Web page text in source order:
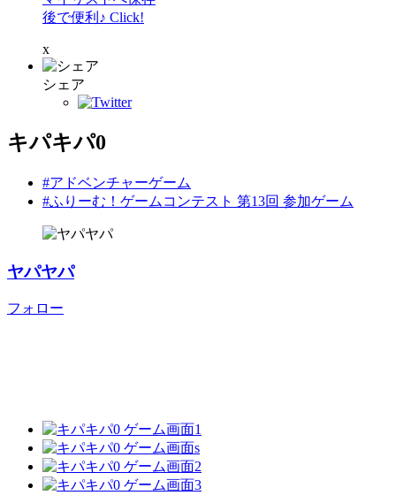
後で便利♪ Click!
x
シェア
キパキパ0
#アドベンチャーゲーム
#ふりーむ！ゲームコンテスト 第13回 参加ゲーム
ヤパヤパ
フォロー